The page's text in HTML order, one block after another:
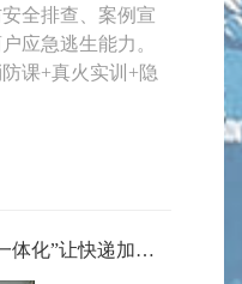
全排查、案例宣
应急逃生能力。
课+真火实训+隐
南疆首个智慧物流港“仓配一体化”让快递加速达